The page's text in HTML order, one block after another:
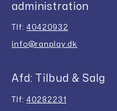
administration
Tlf:40420932
info@ranplay.dk
Afd: Tilbud & Salg
Tlf:40282231